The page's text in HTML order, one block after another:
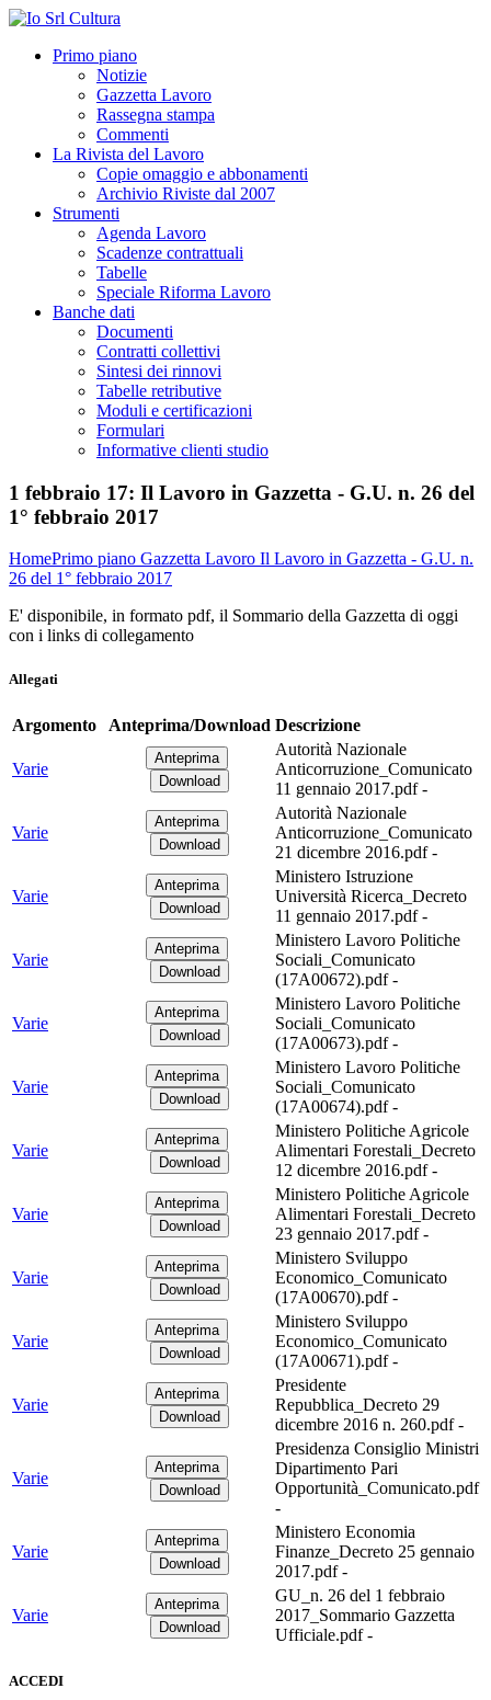
Primo piano
Notizie
Gazzetta Lavoro
Rassegna stampa
Commenti
La Rivista del Lavoro
Copie omaggio e abbonamenti
Archivio Riviste dal 2007
Strumenti
Agenda Lavoro
Scadenze contrattuali
Tabelle
Speciale Riforma Lavoro
Banche dati
Documenti
Contratti collettivi
Sintesi dei rinnovi
Tabelle retributive
Moduli e certificazioni
Formulari
Informative clienti studio
1 febbraio 17: Il Lavoro in Gazzetta - G.U. n. 26 del
1° febbraio 2017
HomePrimo piano Gazzetta Lavoro Il Lavoro in Gazzetta - G.U. n.
26 del 1° febbraio 2017
E' disponibile, in formato pdf, il Sommario della Gazzetta di oggi
con i links di collegamento
Allegati
Argomento Anteprima/Download Descrizione
Varie
Autorità Nazionale
Anticorruzione_Comunicato
11 gennaio 2017.pdf -
Varie
Autorità Nazionale
Anticorruzione_Comunicato
21 dicembre 2016.pdf -
Varie
Ministero Istruzione
Università Ricerca_Decreto
11 gennaio 2017.pdf -
Varie
Ministero Lavoro Politiche
Sociali_Comunicato
(17A00672).pdf -
Varie
Ministero Lavoro Politiche
Sociali_Comunicato
(17A00673).pdf -
Varie
Ministero Lavoro Politiche
Sociali_Comunicato
(17A00674).pdf -
Varie
Ministero Politiche Agricole
Alimentari Forestali_Decreto
12 dicembre 2016.pdf -
Varie
Ministero Politiche Agricole
Alimentari Forestali_Decreto
23 gennaio 2017.pdf -
Varie
Ministero Sviluppo
Economico_Comunicato
(17A00670).pdf -
Varie
Ministero Sviluppo
Economico_Comunicato
(17A00671).pdf -
Varie
Presidente
Repubblica_Decreto 29
dicembre 2016 n. 260.pdf -
Varie
Presidenza Consiglio Ministri
Dipartimento Pari
Opportunità_Comunicato.pdf
-
Varie
Ministero Economia
Finanze_Decreto 25 gennaio
2017.pdf -
Varie
GU_n. 26 del 1 febbraio
2017_Sommario Gazzetta
Ufficiale.pdf -
ACCEDI